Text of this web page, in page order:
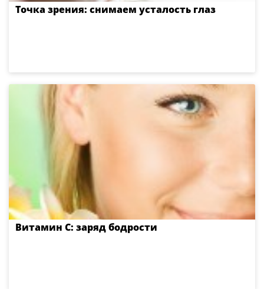
Точка зрения: снимаем усталость глаз
Витамин С: заряд бодрости